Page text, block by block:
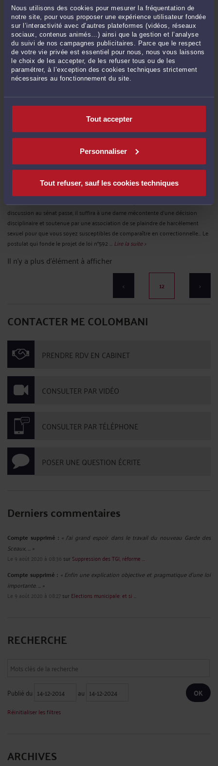
Nous utilisons des cookies pour mesurer la fréquentation de
notre site, pour vous proposer une expérience utilisateur fondée
sur l’interactivité avec d’autres plateformes (vidéos, réseaux
sociaux, contenus animés…) ainsi que la gestion et l’analyse
du suivi de nos campagnes publicitaires. Parce que le respect
de votre vie privée est essentiel pour nous, nous vous laissons
le choix de les accepter, de les refuser tous ou de les
paramétrer, à l’exception des cookies techniques strictement
nécessaires au fonctionnement du site.
Tout accepter
Personnaliser
Tout refuser, sauf les cookies techniques
Arrêt n° 604 du 17 février 2012 (10-24.282) - Cour de cassation - Assemblée
Plénière La décision commentée est curieuse. En effet, en 1997 et 2001 l'une des
parties avait été condamnée à payer des dommages et intérêts pour
contrefaçon de brevet. En 2002, ce brevet avait fait l'objet d'une annulation
judiciaire. Le demandeur a ouvert une procédure ...Lire la suite >
HARCÈLEMENT: HALTE AU SEXE!
Jacques-Louis COLOMBANI
Terminé l'embauche des femmes! STOP! Messieurs, si le texte actuellement en
discussion au sénat passe, il suffira à une dame mécontente d'une décision
disciplinaire et soutenue par une association de se plaindre de harcèlement
sexuel pour que vous soyez susceptibles de comparaître en correctionnelle... Le
postulat qui fonde le projet de loi n°592 ... Lire la suite >
Il n'y a plus d'élément à afficher
< 12 >
CONTACTER ME COLOMBANI
PRENDRE RDV EN CABINET
CONSULTER PAR VIDÉO
CONSULTER PAR TÉLÉPHONE
POSER UNE QUESTION ÉCRITE
Derniers commentaires
Compte supprimé : « J'ai grand espoir dans le travail du nouveau Garde des
Sceaux, ... »
Le 9 août 2020 à 08:36 sur Suppression des TGI, réforme ...
Compte supprimé : « Enfin une explication objective et pragmatique d'une loi
importante. ... »
Le 9 août 2020 à 08:27sur Elections municipale: et si ...
RECHERCHE
Publié du au
Réinitialiser les filtres
ARCHIVES